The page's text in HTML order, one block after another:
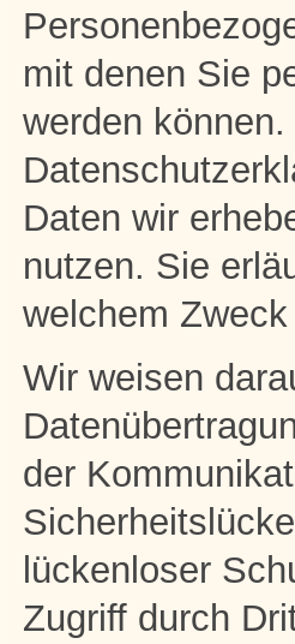
mit denen Sie
werden
Daten wir
nutzen. Sie
welchem
Wir weisen
der
lückenloser
Zugriff durch